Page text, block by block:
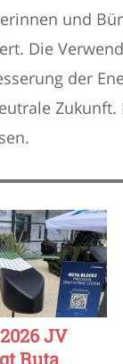
und
Die
der
JV
Ruta